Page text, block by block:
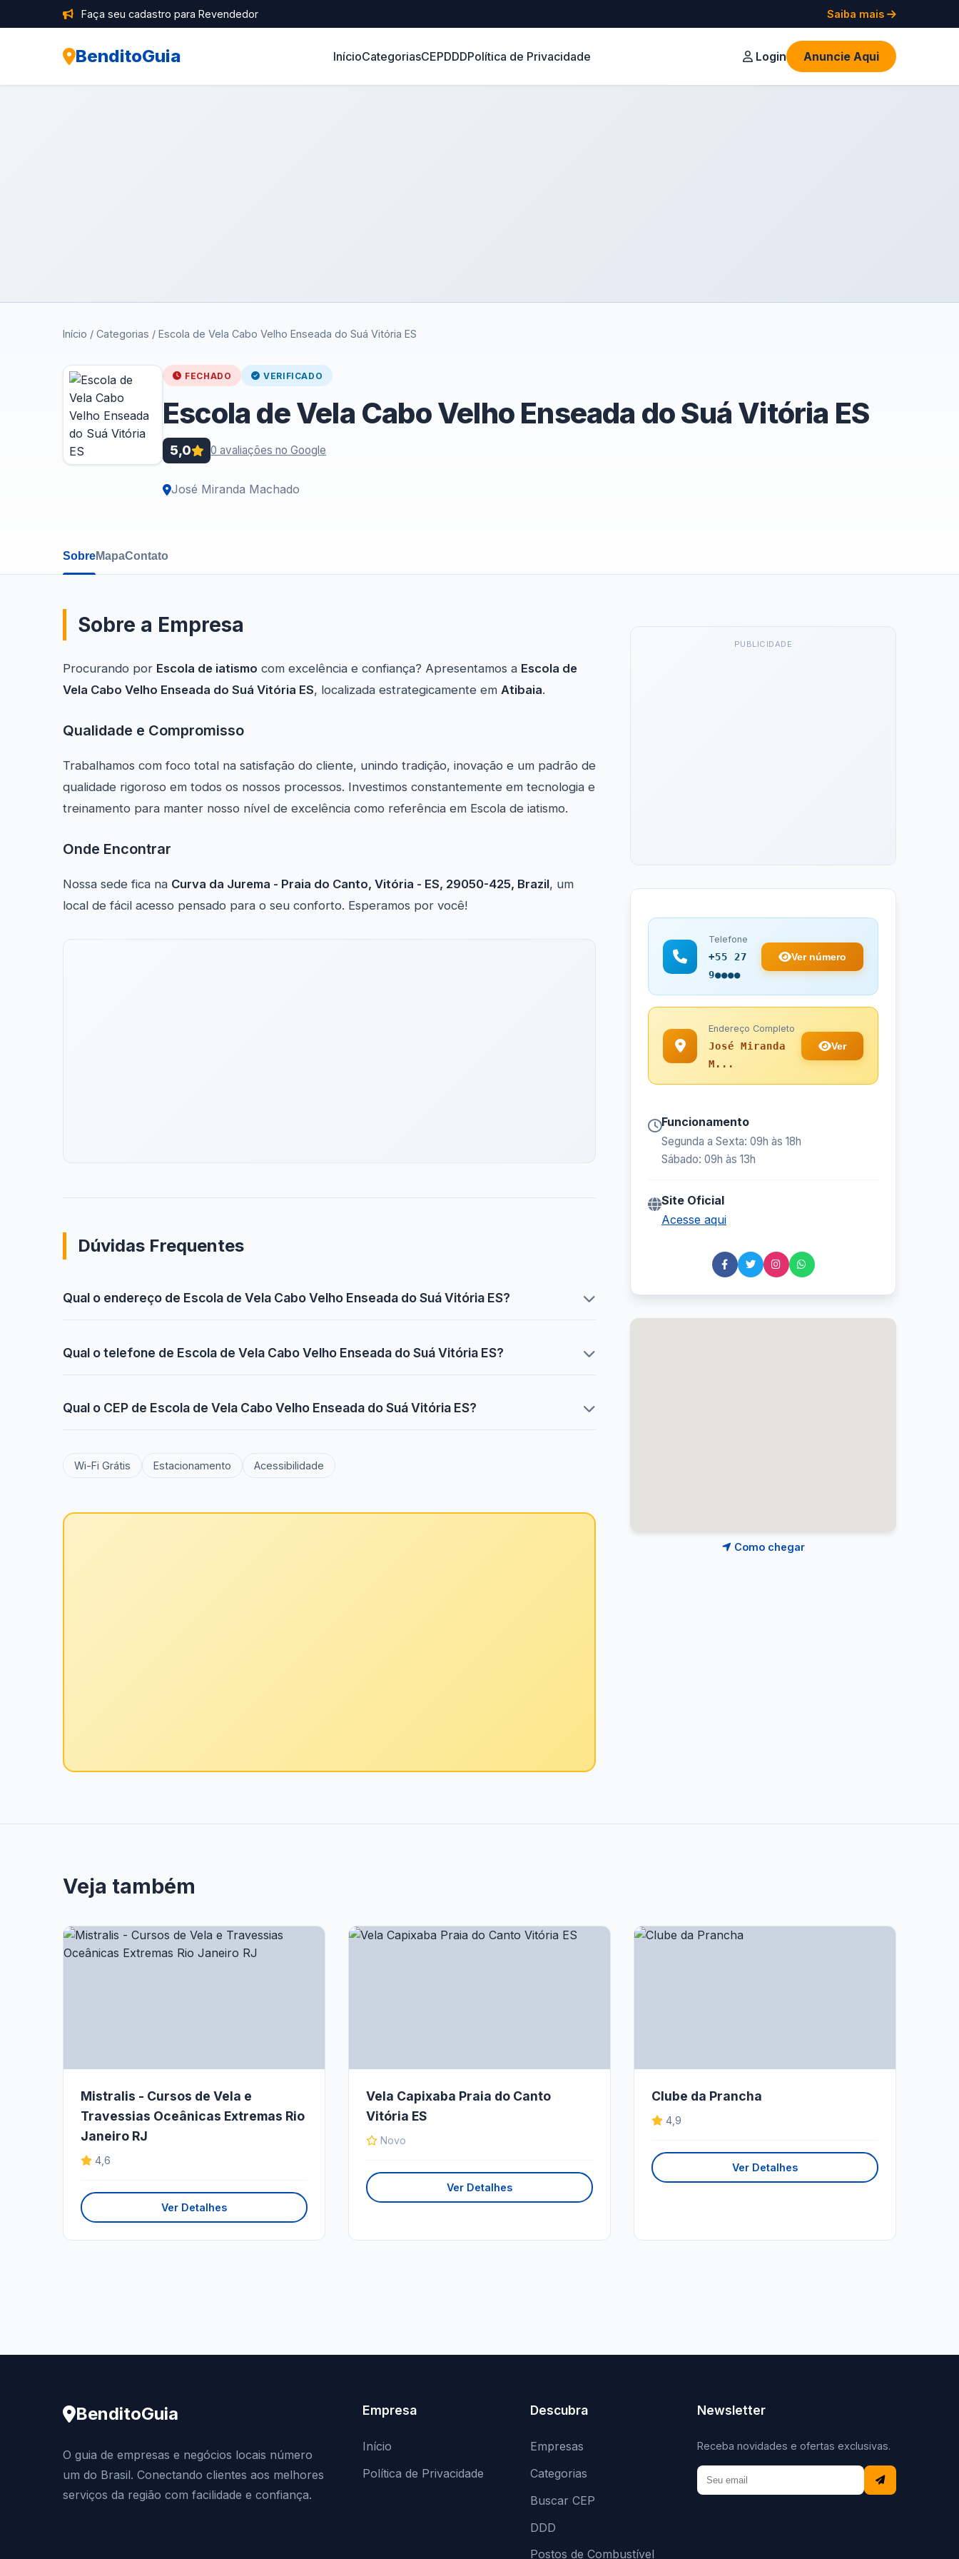
Faça seu cadastro para Revendedor Saiba mais
BenditoGuia InícioCategoriasCEPDDDPolítica de Privacidade Login Anuncie Aqui
Início / Categorias / Escola de Vela Cabo Velho Enseada do Suá Vitória ES
FECHADO VERIFICADO
Escola de Vela Cabo Velho Enseada do Suá Vitória ES
5,0 0 avaliações no Google
José Miranda Machado
SobreMapaContato
Sobre a Empresa
Procurando por Escola de iatismo com excelência e confiança? Apresentamos a Escola de
Vela Cabo Velho Enseada do Suá Vitória ES, localizada estrategicamente em Atibaia.
Qualidade e Compromisso
Trabalhamos com foco total na satisfação do cliente, unindo tradição, inovação e um padrão de
qualidade rigoroso em todos os nossos processos. Investimos constantemente em tecnologia e
treinamento para manter nosso nível de excelência como referência em Escola de iatismo.
Onde Encontrar
Nossa sede fica na Curva da Jurema - Praia do Canto, Vitória - ES, 29050-425, Brazil, um
local de fácil acesso pensado para o seu conforto. Esperamos por você!
Dúvidas Frequentes
Qual o endereço de Escola de Vela Cabo Velho Enseada do Suá Vitória ES?
Qual o telefone de Escola de Vela Cabo Velho Enseada do Suá Vitória ES?
Qual o CEP de Escola de Vela Cabo Velho Enseada do Suá Vitória ES?
Wi-Fi Grátis Estacionamento Acessibilidade
PUBLICIDADE
Telefone
+55 27
9●●●●
Ver número
Endereço Completo
José Miranda
M...
Ver
Funcionamento
Segunda a Sexta: 09h às 18h
Sábado: 09h às 13h
Site Oficial
Acesse aqui
Como chegar
Veja também
Mistralis - Cursos de Vela e
Travessias Oceânicas Extremas Rio
Janeiro RJ
4,6
Ver Detalhes
Vela Capixaba Praia do Canto
Vitória ES
Novo
Ver Detalhes
Clube da Prancha
4,9
Ver Detalhes
BenditoGuia
O guia de empresas e negócios locais número
um do Brasil. Conectando clientes aos melhores
serviços da região com facilidade e confiança.
Empresa
Início
Política de Privacidade
Descubra
Empresas
Categorias
Buscar CEP
DDD
Postos de Combustível
Newsletter
Receba novidades e ofertas exclusivas.